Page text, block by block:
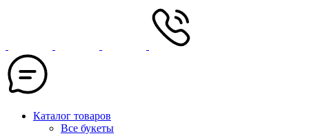
Каталог товаров
Все букеты